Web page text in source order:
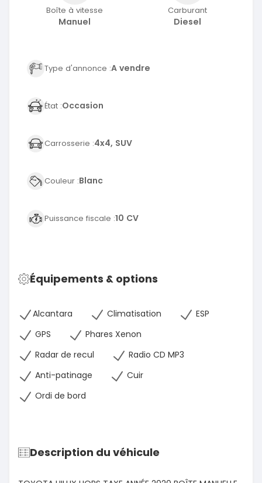
Boîte à vitesse
Manuel
Carburant
Diesel
Type d'annonce :A vendre
État :Occasion
Carrosserie :4x4, SUV
Couleur :Blanc
Puissance fiscale :10 CV
Équipements & options
Alcantara Climatisation
ESP
GPS
Phares Xenon
Radar de recul
Radio CD MP3
Anti-patinage
Cuir
Ordi de bord
Description du véhicule